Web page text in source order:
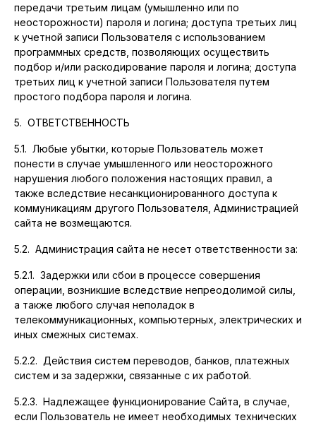
передачи третьим лицам (умышленно или по
неосторожности) пароля и логина; доступа третьих лиц
к учетной записи Пользователя с использованием
программных средств, позволяющих осуществить
подбор и/или раскодирование пароля и логина; доступа
третьих лиц к учетной записи Пользователя путем
простого подбора пароля и логина.
5. ОТВЕТСТВЕННОСТЬ
5.1. Любые убытки, которые Пользователь может
понести в случае умышленного или неосторожного
нарушения любого положения настоящих правил, а
также вследствие несанкционированного доступа к
коммуникациям другого Пользователя, Администрацией
сайта не возмещаются.
5.2. Администрация сайта не несет ответственности за:
5.2.1. Задержки или сбои в процессе совершения
операции, возникшие вследствие непреодолимой силы,
а также любого случая неполадок в
телекоммуникационных, компьютерных, электрических и
иных смежных системах.
5.2.2. Действия систем переводов, банков, платежных
систем и за задержки, связанные с их работой.
5.2.3. Надлежащее функционирование Сайта, в случае,
если Пользователь не имеет необходимых технических